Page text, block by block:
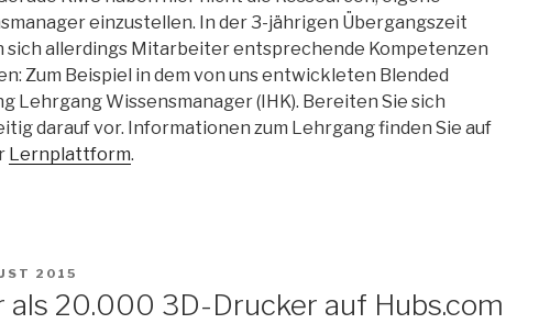
einzustellen. In der 3-jährigen Übergangszeit
sich allerdings Mitarbeiter entsprechende Kompetenzen
Zum Beispiel in dem von uns entwickleten Blended
Lehrgang Wissensmanager (IHK). Bereiten Sie sich
darauf vor. Informationen zum Lehrgang finden Sie auf
Lernplattform.
2015
als 20.000 3D-Drucker auf Hubs.com